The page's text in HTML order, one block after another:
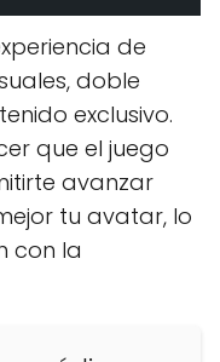
de
doble
exclusivo.
que el juego
avanzar
tu avatar, lo
con la